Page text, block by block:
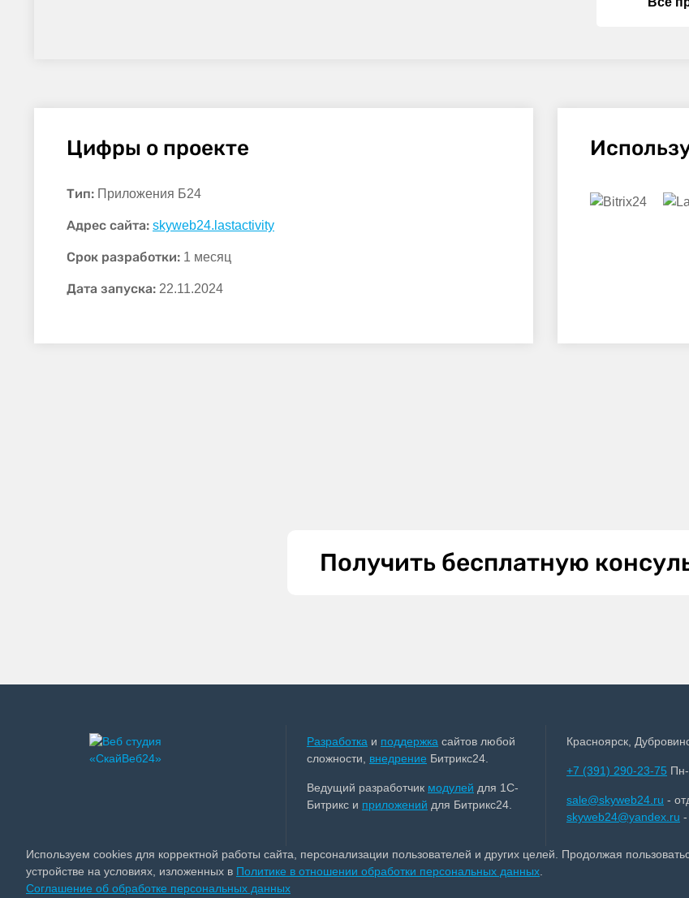
Цифры о проекте
Тип: Приложения Б24
Адрес сайта: skyweb24.lastactivity
Срок разработки: 1 месяц
Дата запуска: 22.11.2024
Получить бесплатную
Разработка и поддержка сайтов любой
сложности, внедрение Битрикс24.
Ведущий разработчик модулей для 1С-
Битрикс и приложений для Битрикс24.
Красноярск,
+7 (391) 290-23-75
sale@skyweb24.ru -
skyweb24@yandex.ru -
Используем cookies для корректной работы сайта, персонализации пользователей и других целей. Продолжая
устройстве на условиях, изложенных в Политике в отношении обработки персональных данных.
Соглашение об обработке персональных данных